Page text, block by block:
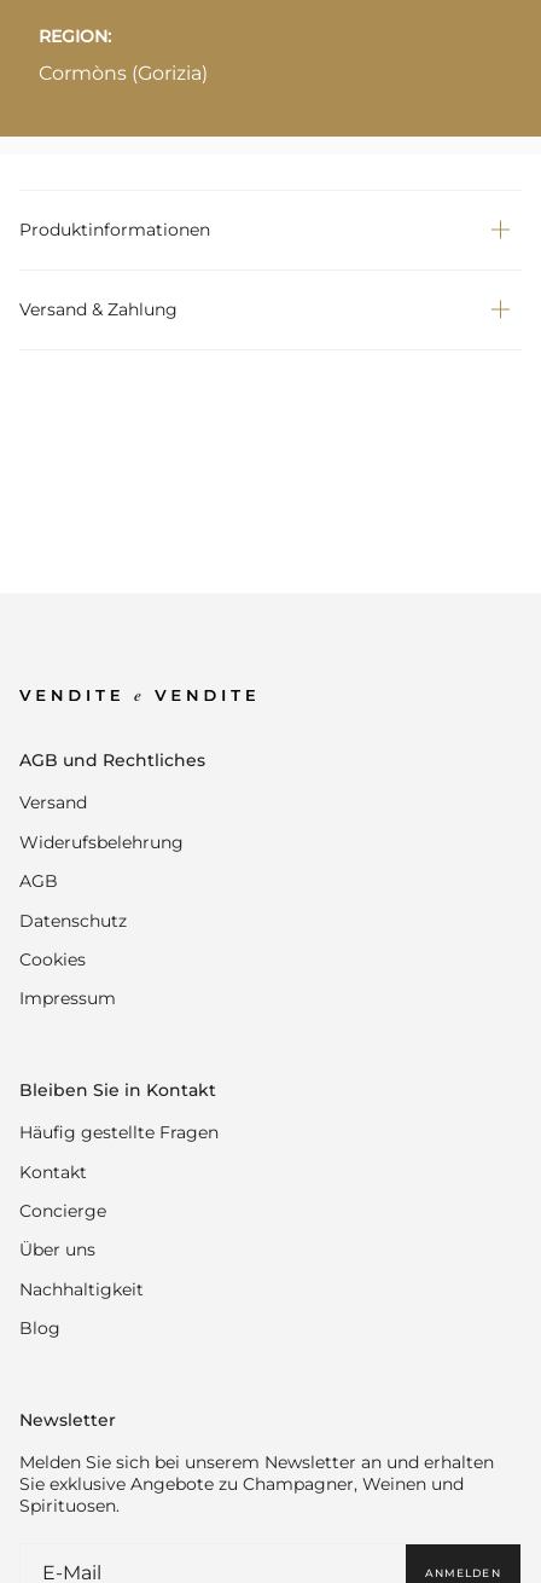
REGION:
Cormòns (Gorizia)
Produktinformationen
Versand & Zahlung
AGB und Rechtliches
Versand
Widerufsbelehrung
AGB
Datenschutz
Cookies
Impressum
Bleiben Sie in Kontakt
Häufig gestellte Fragen
Kontakt
Concierge
Über uns
Nachhaltigkeit
Blog
Newsletter
Melden Sie sich bei unserem Newsletter an und erhalten
Sie exklusive Angebote zu Champagner, Weinen und
Spirituosen.
ANMELDEN